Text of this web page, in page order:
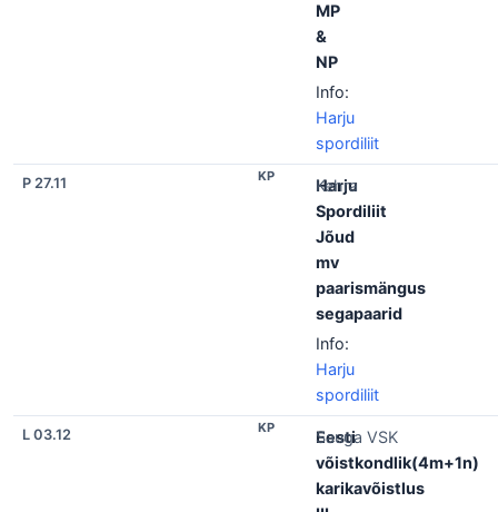
MP
&
NP
Info:
Harju
spordiliit
P 27.11 KP
Harju
Spordiliit
Jõud
mv
paarismängus
segapaarid
Info:
Harju
spordiliit
Kehra
L 03.12 KP
Eesti
võistkondlik(4m+1n)
karikavõistlus
Sauga VSK